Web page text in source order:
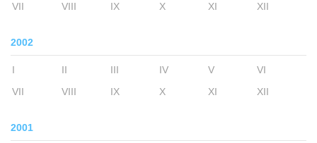
VII
VIII IX X XI XII
2002
I II III IV V
VI
VII
VIII IX X XI XII
2001